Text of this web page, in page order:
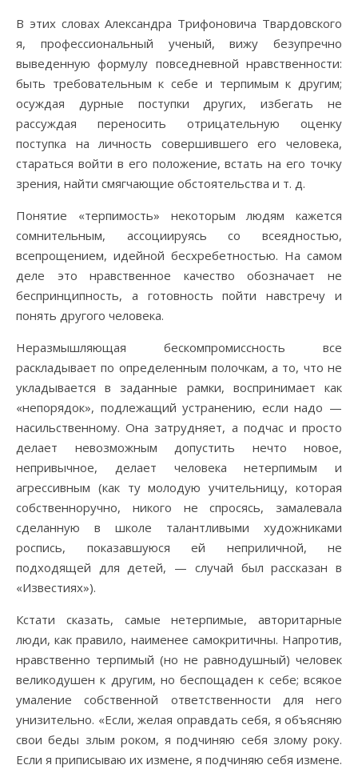
В этих словах Александра Трифоновича Твардовского
я, профессиональный ученый, вижу безупречно
выведенную формулу повседневной нравственности:
быть требовательным к себе и терпимым к другим;
осуждая дурные поступки других, избегать не
рассуждая переносить отрицательную оценку
поступка на личность совершившего его человека,
стараться войти в его положение, встать на его точку
зрения, найти смягчающие обстоятельства и т. д.
Понятие «терпимость» некоторым людям кажется
сомнительным, ассоциируясь со всеядностью,
всепрощением, идейной бесхребетностью. На самом
деле это нравственное качество обозначает не
беспринципность, а готовность пойти навстречу и
понять другого человека.
Неразмышляющая бескомпромиссность все
раскладывает по определенным полочкам, а то, что не
укладывается в заданные рамки, воспринимает как
«непорядок», подлежащий устранению, если надо —
насильственному. Она затрудняет, а подчас и просто
делает невозможным допустить нечто новое,
непривычное, делает человека нетерпимым и
агрессивным (как ту молодую учительницу, которая
собственноручно, никого не спросясь, замалевала
сделанную в школе талантливыми художниками
роспись, показавшуюся ей неприличной, не
подходящей для детей, — случай был рассказан в
«Известиях»).
Кстати сказать, самые нетерпимые, авторитарные
люди, как правило, наименее самокритичны. Напротив,
нравственно терпимый (но не равнодушный) человек
великодушен к другим, но беспощаден к себе; всякое
умаление собственной ответственности для него
унизительно. «Если, желая оправдать себя, я объясняю
свои беды злым роком, я подчиняю себя злому року.
Если я приписываю их измене, я подчиняю себя измене.